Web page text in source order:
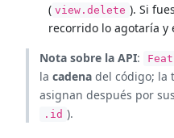
( view.delete ). Si
recorrido lo agotaría y
Nota sobre la API:
la cadena del código; la
asignan después por
.id ).